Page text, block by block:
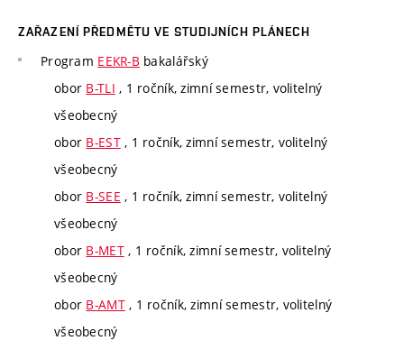
ZAŘAZENÍ PŘEDMĚTU VE STUDIJNÍCH PLÁNECH
Program EEKR-B bakalářský
obor B-TLI , 1 ročník, zimní semestr, volitelný
všeobecný
obor B-EST, 1 ročník, zimní semestr, volitelný
všeobecný
obor B-SEE , 1 ročník, zimní semestr, volitelný
všeobecný
obor B-MET, 1 ročník, zimní semestr, volitelný
všeobecný
obor B-AMT, 1 ročník, zimní semestr, volitelný
všeobecný